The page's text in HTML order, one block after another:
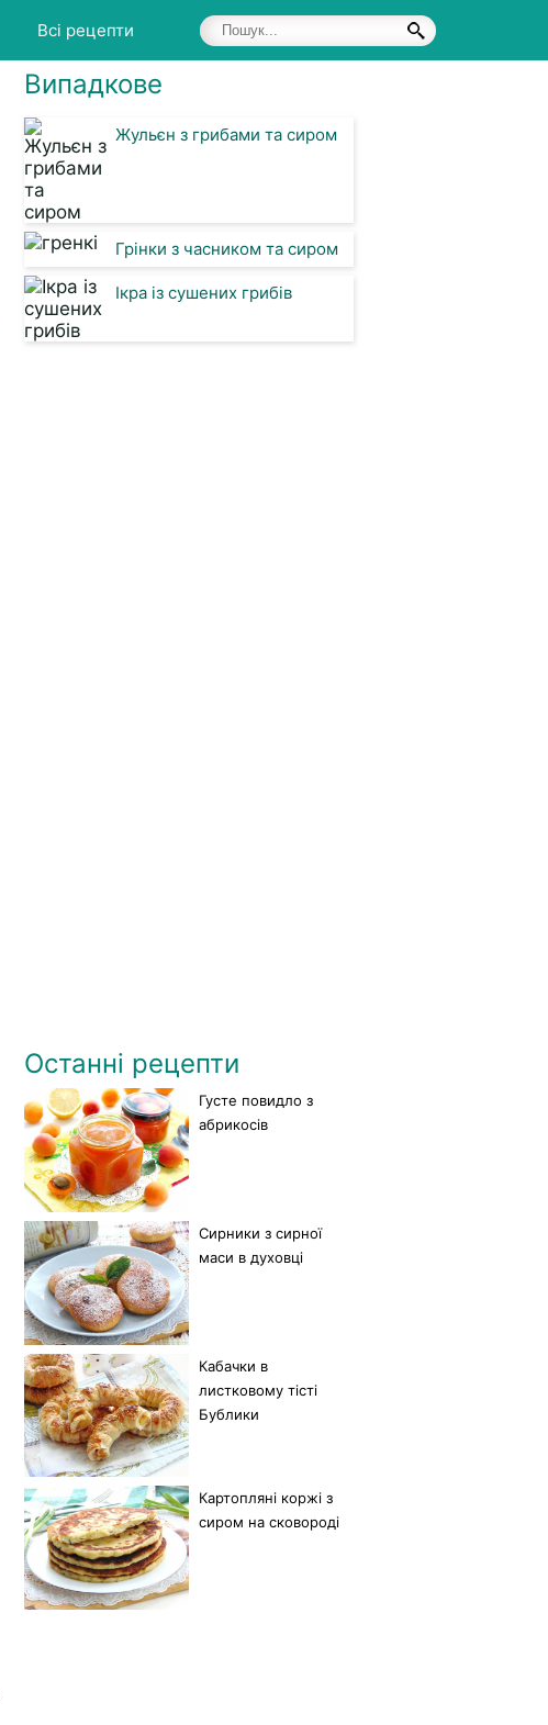
Всі рецепти
Випадкове
Жульєн з грибами та сиром
Грінки з часником та сиром
Ікра із сушених грибів
Останні рецепти
Густе повидло з
абрикосів
Сирники з сирної
маси в духовці
Кабачки в
листковому тісті
Бублики
Картопляні коржі з
сиром на сковороді